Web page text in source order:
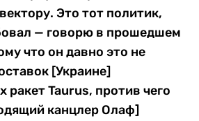
Это тот политик,
— говорю в прошедшем
что он давно это не
[Украине]
ракет Taurus, против чего
канцлер Олаф]